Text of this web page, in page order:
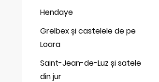
Hendaye
Grelbex și castelele de pe
Loara
Saint-Jean-de-Luz și satele
din jur